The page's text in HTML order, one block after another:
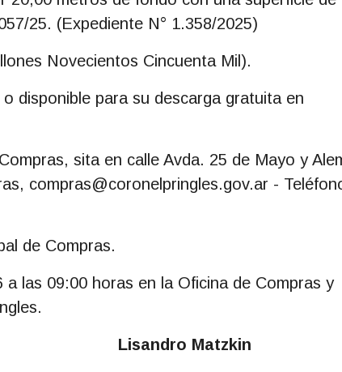
25. (Expediente N° 1.358/2025)
Novecientos Cincuenta Mil).
disponible para su descarga gratuita en
sita en calle Avda. 25 de Mayo y
compras@coronelpringles.gov.ar -
de Compras.
a las 09:00 horas en la Oficina de Compras y
Matzkin